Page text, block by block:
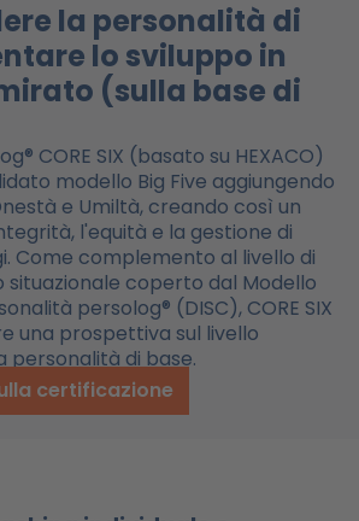
la personalità di
lo sviluppo in
(sulla base di
CORE SIX (basato su HEXACO)
modello Big Five aggiungendo
e Umiltà, creando così un
l'equità e la gestione di
Come complemento al livello di
coperto dal Modello
persolog® (DISC), CORE SIX
una prospettiva sul livello
di base.
certificazione